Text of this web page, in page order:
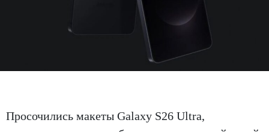
Просочились макеты Galaxy S26 Ultra,